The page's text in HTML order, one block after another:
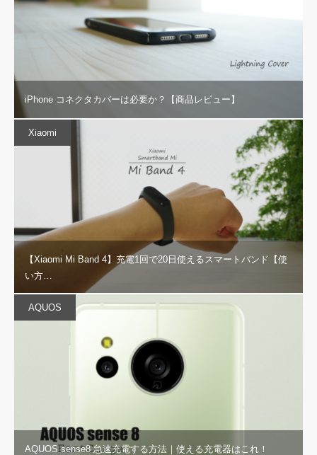
iPhone コネクタカバーは必要か？【商品レビュー】
Xiaomi
【Xiaomi Mi Band 4】充電1回で20日使えるスマートバンド【使
い方…
AQUOS
AQUOS sense8 急速充電する方法｜使える充電器はこれ！